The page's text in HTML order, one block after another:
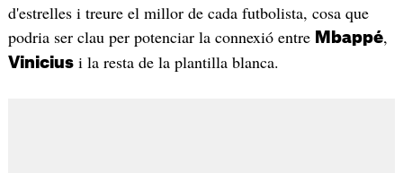
d'estrelles i treure el millor de cada futbolista, cosa que
podria ser clau per potenciar la connexió entre Mbappé,
Viniciusi la resta de la plantilla blanca.